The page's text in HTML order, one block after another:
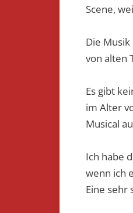
Scene,
Die
von alten
Es gibt
im Alter
Musical
Ich habe
wenn ich
Eine sehr